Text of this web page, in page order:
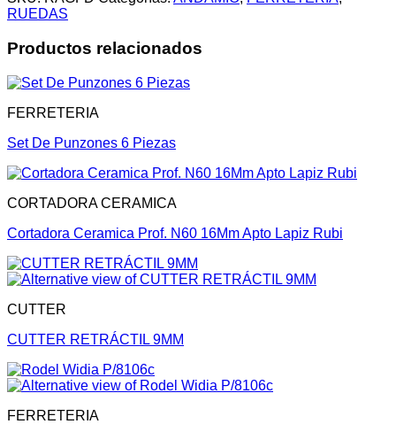
RUEDAS
Productos relacionados
FERRETERIA
Set De Punzones 6 Piezas
CORTADORA CERAMICA
Cortadora Ceramica Prof. N60 16Mm Apto Lapiz Rubi
CUTTER
CUTTER RETRÁCTIL 9MM
FERRETERIA